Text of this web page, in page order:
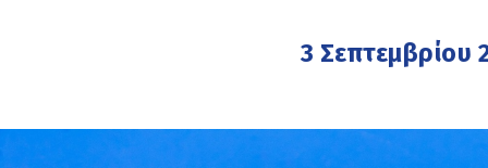
3 Σεπτεμβρίου